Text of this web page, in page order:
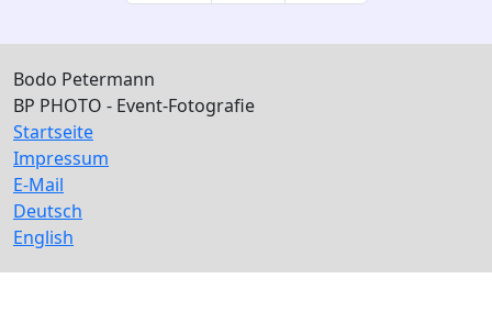
Bodo Petermann
BP PHOTO - Event-Fotografie
Startseite
Impressum
E-Mail
Deutsch
English